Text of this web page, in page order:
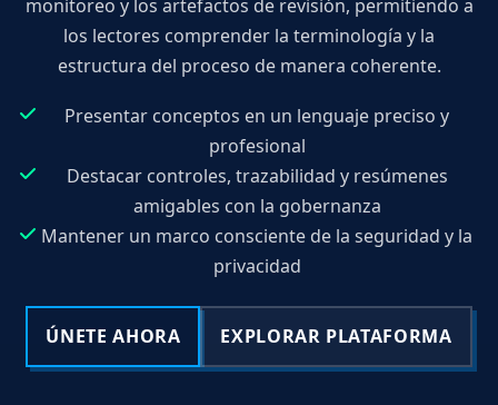
monitoreo y los artefactos de revisión, permitiendo a
los lectores comprender la terminología y la
estructura del proceso de manera coherente.
Presentar conceptos en un lenguaje preciso y
profesional
Destacar controles, trazabilidad y resúmenes
amigables con la gobernanza
Mantener un marco consciente de la seguridad y la
privacidad
ÚNETE AHORA EXPLORAR PLATAFORMA